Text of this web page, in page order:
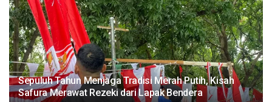
Sepuluh Tahun Menjaga Tradisi Merah Putih, Kisah
Safura Merawat Rezeki dari Lapak Bendera